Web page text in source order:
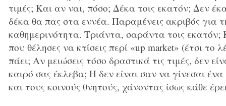
τιμές; Και αν ναι, πόσο; Δέκα τοις εκατόν; Δεν
δέκα θα πας στα εννέα. Παραμένεις ακριβός για
καθημερινότητα. Τριάντα, σαράντα τοις εκατόν;
που θέλησες να κτίσεις περί «up market» (έτσι το
πάει; Αν μειώσεις τόσο δραστικά τις τιμές, δεν
καιρό σας έκλεβα; Ή δεν είναι σαν να γίνεσαι
και τους κοινούς θνητούς, χάνοντας ίσως κάθε